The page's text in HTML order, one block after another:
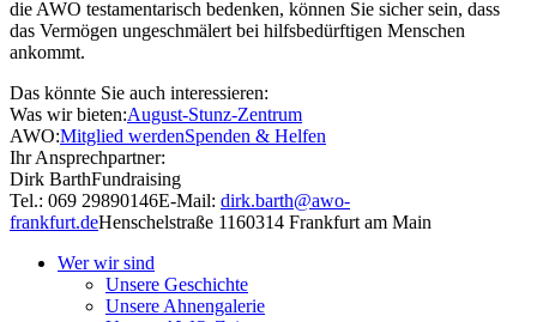
die AWO testamentarisch bedenken, können Sie sicher sein, dass
das Vermögen ungeschmälert bei hilfsbedürftigen Menschen
ankommt.
Das könnte Sie auch interessieren:
Was wir bieten:August-Stunz-Zentrum
AWO:Mitglied werdenSpenden & Helfen
Ihr Ansprechpartner:
Dirk BarthFundraising
Tel.: 069 29890146E-Mail: dirk.barth@awo-
frankfurt.deHenschelstraße 1160314 Frankfurt am Main
Wer wir sind
Unsere Geschichte
Unsere Ahnengalerie